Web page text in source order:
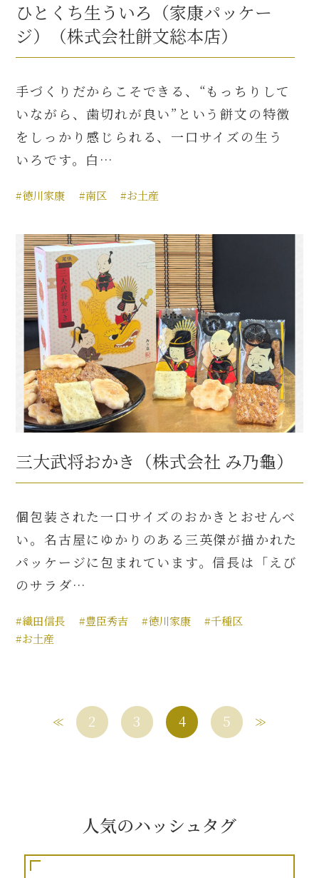
ひとくち生ういろ（家康パッケー
ジ）（株式会社餅文総本店）
手づくりだからこそできる、“もっちりして
いながら、歯切れが良い”という餅文の特徴
をしっかり感じられる、一口サイズの生う
いろです。白…
#徳川家康 #南区 #お土産
三大武将おかき（株式会社 み乃龜）
個包装された一口サイズのおかきとおせんべ
い。名古屋にゆかりのある三英傑が描かれた
パッケージに包まれています。信長は「えび
のサラダ…
#織田信長 #豊臣秀吉 #徳川家康
#千種区
#お土産
2 3 4 5
人気のハッシュタグ